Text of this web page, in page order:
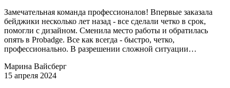
Замечательная команда профессионалов! Впервые заказала
бейджики несколько лет назад - все сделали четко в срок,
помогли с дизайном. Сменила место работы и обратилась
опять в Рrobadge. Все как всегда - быстро, четко,
профессионально. В разрешении сложной ситуации…
Марина Вайсберг
15 апреля 2024